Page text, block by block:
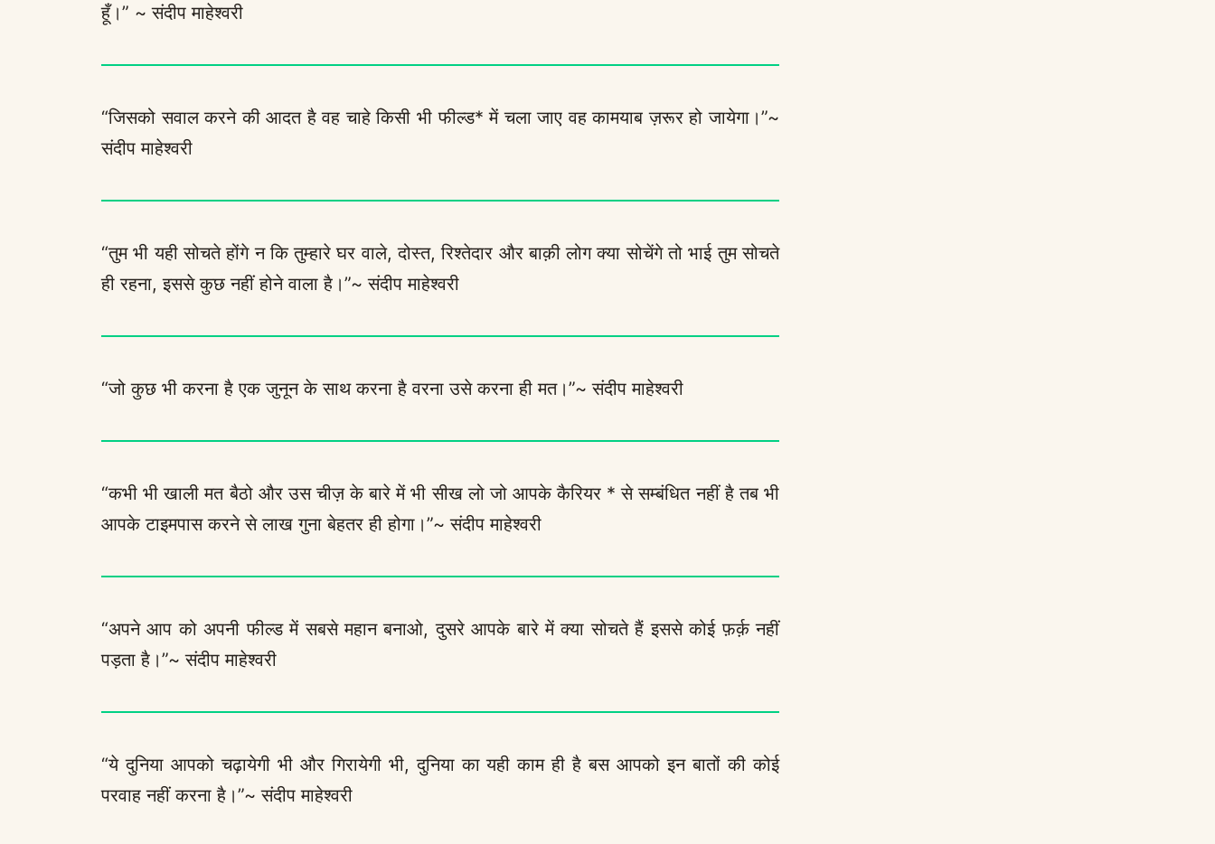
हूँ।” ~ संदीप माहेश्वरी
“जिसको सवाल करने की आदत है वह चाहे किसी भी फील्ड* में चला जाए वह कामयाब ज़रूर हो जायेगा।”~
संदीप माहेश्वरी
“तुम भी यही सोचते होंगे न कि तुम्हारे घर वाले, दोस्त, रिश्तेदार और बाक़ी लोग क्या सोचेंगे तो भाई तुम सोचते
ही रहना, इससे कुछ नहीं होने वाला है।”~ संदीप माहेश्वरी
“जो कुछ भी करना है एक जुनून के साथ करना है वरना उसे करना ही मत।”~ संदीप माहेश्वरी
“कभी भी खाली मत बैठो और उस चीज़ के बारे में भी सीख लो जो आपके कैरियर * से सम्बंधित नहीं है तब भी
आपके टाइमपास करने से लाख गुना बेहतर ही होगा।”~ संदीप माहेश्वरी
“अपने आप को अपनी फील्ड में सबसे महान बनाओ, दुसरे आपके बारे में क्या सोचते हैं इससे कोई फ़र्क़ नहीं
पड़ता है।”~ संदीप माहेश्वरी
“ये दुनिया आपको चढ़ायेगी भी और गिरायेगी भी, दुनिया का यही काम ही है बस आपको इन बातों की कोई
परवाह नहीं करना है।”~ संदीप माहेश्वरी